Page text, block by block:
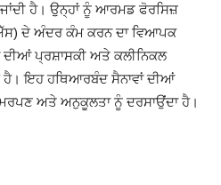
ਹੈ। ਉਨ੍ਹਾਂ ਨੂੰ ਆਰਮਡ ਫੋਰਸਿਜ਼
ਦੇ ਅੰਦਰ ਕੰਮ ਕਰਨ ਦਾ ਵਿਆਪਕ
ਦੀਆਂ ਪ੍ਰਸ਼ਾਸਕੀ ਅਤੇ ਕਲੀਨਿਕਲ
ਹੈ। ਇਹ ਹਥਿਆਰਬੰਦ ਸੈਨਾਵਾਂ ਦੀਆਂ
ਅਤੇ ਅਨੁਕੂਲਤਾ ਨੂੰ ਦਰਸਾਉਂਦਾ ਹੈ।